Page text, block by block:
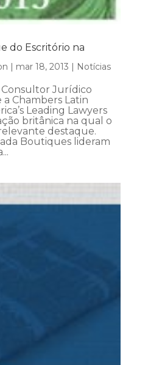
do Escritório na
| mar 18, 2013 | Notícias
Consultor Jurídico
Chambers Latin
Leading Lawyers
britânica na qual o
destaque.
Boutiques lideram